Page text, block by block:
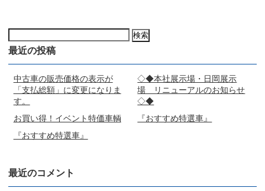
索:
最近の投稿
中古車の販売価格の表示が
「支払総額」に変更になりま
す。
◇◆本社展示場・日岡展示
場 リニューアルのお知らせ
◇◆
お買い得！イベント特価車輌
『おすすめ特選車』
『おすすめ特選車』
最近のコメント